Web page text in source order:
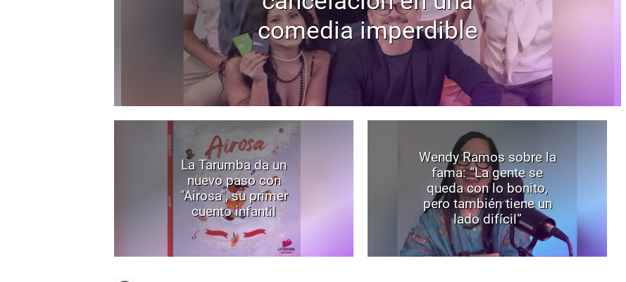
comedia imperdible
La Tarumba da un
nuevo paso con
"Airosa", su primer
cuento infantil
Wendy Ramos sobre la
fama: “La gente se
queda con lo bonito,
pero también tiene un
lado difícil”